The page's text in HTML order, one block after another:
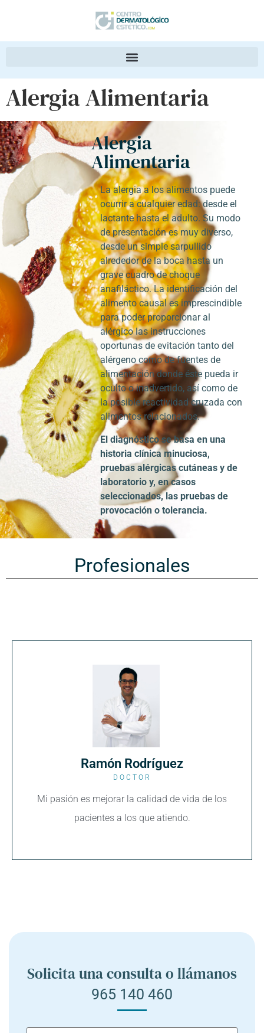
Alergia Alimentaria
Alergia
Alimentaria
La alergia a los alimentos puede
ocurrir a cualquier edad: desde el
lactante hasta el adulto. Su modo
de presentación es muy diverso,
desde un simple sarpullido
alrededor de la boca hasta un
grave cuadro de choque
anafiláctico. La identificación del
alimento causal es imprescindible
para poder proporcionar al
alérgico las instrucciones
oportunas de evitación tanto del
alérgeno como de fuentes de
alimentación donde éste pueda ir
oculto o inadvertido, así como de
la posible reactividad cruzada con
alimentos relacionados.
El diagnóstico se basa en una
historia clínica minuciosa,
pruebas alérgicas cutáneas y de
laboratorio y, en casos
seleccionados, las pruebas de
provocación o tolerancia.
Profesionales
Ramón Rodríguez
DOCTOR
Mi pasión es mejorar la calidad de vida de los
pacientes a los que atiendo.
Solicita una consulta o llámanos
965 140 460